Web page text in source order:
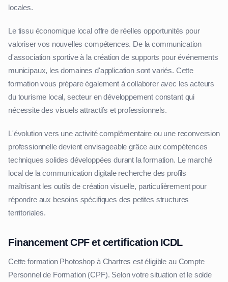
locales.
Le tissu économique local offre de réelles opportunités pour
valoriser vos nouvelles compétences. De la communication
d'association sportive à la création de supports pour événements
municipaux, les domaines d'application sont variés. Cette
formation vous prépare également à collaborer avec les acteurs
du tourisme local, secteur en développement constant qui
nécessite des visuels attractifs et professionnels.
L'évolution vers une activité complémentaire ou une reconversion
professionnelle devient envisageable grâce aux compétences
techniques solides développées durant la formation. Le marché
local de la communication digitale recherche des profils
maîtrisant les outils de création visuelle, particulièrement pour
répondre aux besoins spécifiques des petites structures
territoriales.
Financement CPF et certification ICDL
Cette formation Photoshop à Chartres est éligible au Compte
Personnel de Formation (CPF). Selon votre situation et le solde